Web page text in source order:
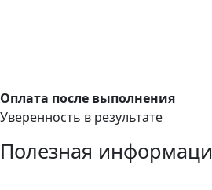
Оплата после выполнения
Уверенность в результате
Полезная